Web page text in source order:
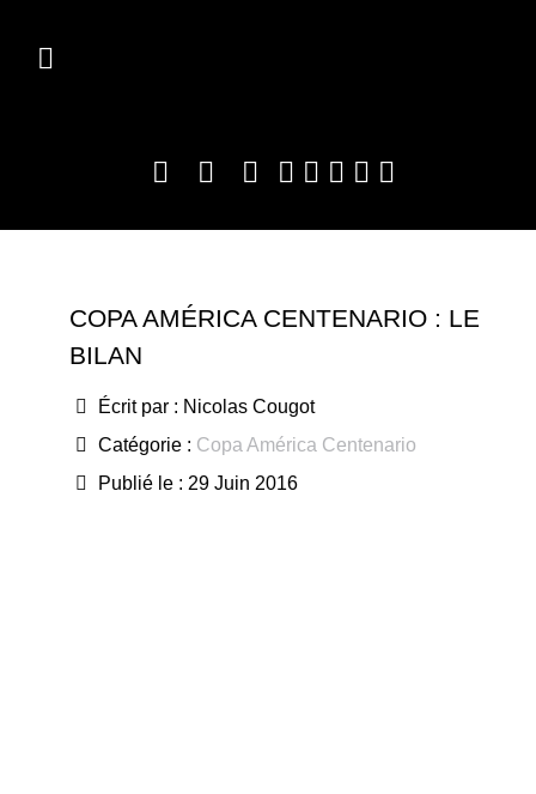
COPA AMÉRICA CENTENARIO : LE
BILAN
Écrit par : Nicolas Cougot
Catégorie : Copa América Centenario
Publié le : 29 Juin 2016